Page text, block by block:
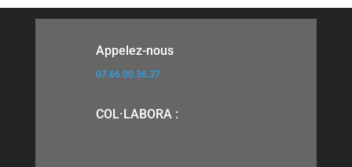
Appelez-nous
07.66.00.36.37
COL·LABORA :